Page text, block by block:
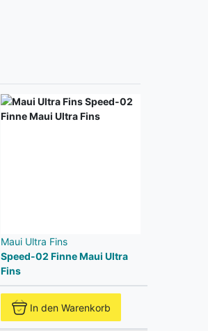
Maui Ultra Fins
Speed-02 Finne Maui Ultra
Fins
In den Warenkorb